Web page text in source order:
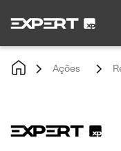
Ações